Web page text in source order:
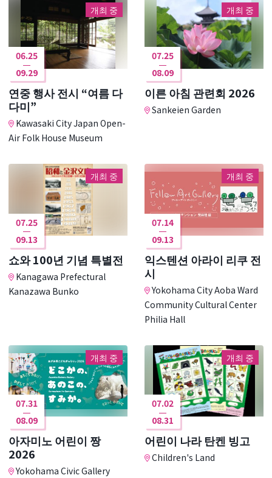
개최 중
06.25
09.29
연중 행사 전시 “여름 다
다미”
Kawasaki City Japan Open-
Air Folk House Museum
개최 중
07.25
08.09
이른 아침 관련회 2026
Sankeien Garden
개최 중
07.25
09.13
쇼와 100년 기념 특별전
Kanagawa Prefectural
Kanazawa Bunko
개최 중
07.14
09.13
익스텐션 아라이 리쿠 전
시
Yokohama City Aoba Ward
Community Cultural Center
Philia Hall
개최 중
07.31
08.09
아자미노 어린이 짱
2026
Yokohama Civic Gallery
개최 중
07.02
08.31
어린이 나라 탄켄 빙고
Children's Land